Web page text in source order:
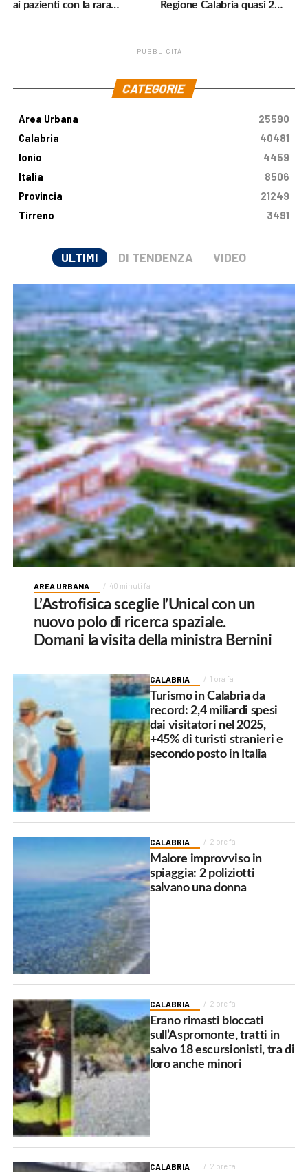
ai pazienti con la rara
Regione Calabria quasi 2
PUBBLICITÀ
CATEGORIE
Area Urbana
25590
Calabria
40481
Ionio
4459
Italia
8506
Provincia
21249
Tirreno
3491
ULTIMI DI TENDENZA VIDEO
AREA URBANA 40 minuti fa
L’Astrofisica sceglie l’Unical con un
nuovo polo di ricerca spaziale.
Domani la visita della ministra Bernini
CALABRIA 1 ora fa
Turismo in Calabria da
record: 2,4 miliardi spesi
dai visitatori nel 2025,
+45% di turisti stranieri e
secondo posto in Italia
CALABRIA 2 ore fa
Malore improvviso in
spiaggia: 2 poliziotti
salvano una donna
CALABRIA 2 ore fa
Erano rimasti bloccati
sull’Aspromonte, tratti in
salvo 18 escursionisti, tra di
loro anche minori
CALABRIA 2 ore fa